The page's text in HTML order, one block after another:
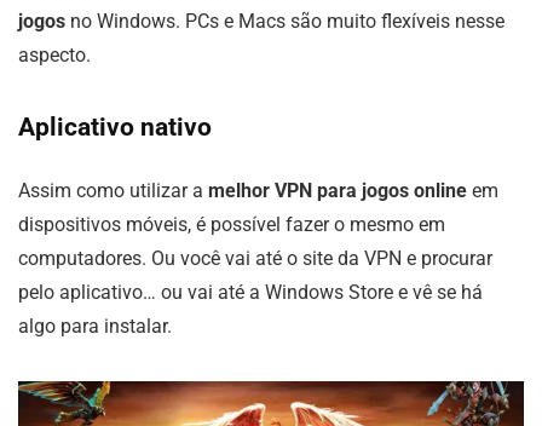
jogos no Windows. PCs e Macs são muito flexíveis nesse
aspecto.
Aplicativo nativo
Assim como utilizar a melhor VPN para jogos online em
dispositivos móveis, é possível fazer o mesmo em
computadores. Ou você vai até o site da VPN e procurar
pelo aplicativo… ou vai até a Windows Store e vê se há
algo para instalar.